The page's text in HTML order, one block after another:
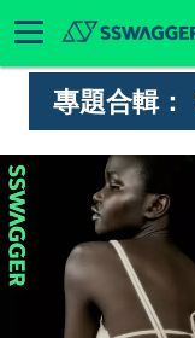
專題合輯：